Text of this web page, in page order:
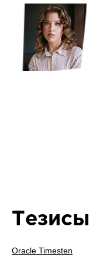
Тезисы
Oracle Timesten